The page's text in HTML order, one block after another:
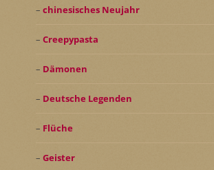
chinesisches Neujahr
Creepypasta
Dämonen
Deutsche Legenden
Flüche
Geister